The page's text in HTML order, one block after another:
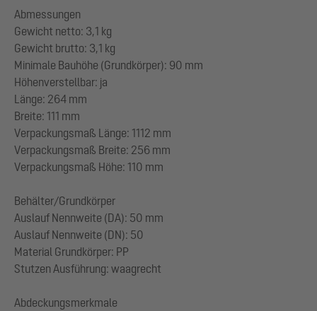
Abmessungen
Gewicht netto: 3,1 kg
Gewicht brutto: 3,1 kg
Minimale Bauhöhe (Grundkörper): 90 mm
Höhenverstellbar: ja
Länge: 264 mm
Breite: 111 mm
Verpackungsmaß Länge: 1112 mm
Verpackungsmaß Breite: 256 mm
Verpackungsmaß Höhe: 110 mm
Behälter/Grundkörper
Auslauf Nennweite (DA): 50 mm
Auslauf Nennweite (DN): 50
Material Grundkörper: PP
Stutzen Ausführung: waagrecht
Abdeckungsmerkmale